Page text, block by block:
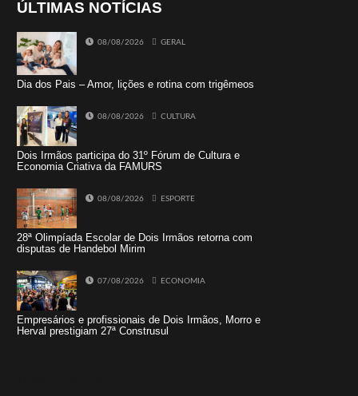
ÚLTIMAS NOTÍCIAS
08/08/2026 GERAL
Dia dos Pais – Amor, lições e rotina com trigêmeos
08/08/2026 CULTURA
Dois Irmãos participa do 31º Fórum de Cultura e
Economia Criativa da FAMURS
08/08/2026 ESPORTE
28ª Olimpíada Escolar de Dois Irmãos retorna com
disputas de Handebol Mirim
07/08/2026 ECONOMIA
Empresários e profissionais de Dois Irmãos, Morro e
Herval prestigiam 27ª Construsul